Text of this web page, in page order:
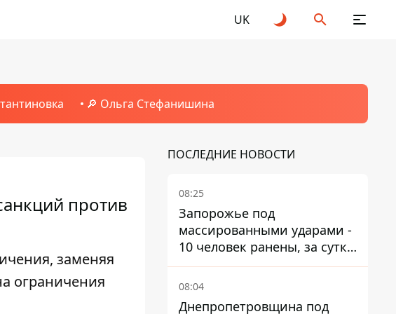
UK
🔎 Ольга Стефанишина
против
заменяя
ограничения
ПОСЛЕДНИЕ НОВОСТИ
08:25
Запорожье под
массированными ударами -
10 человек ранены, за сутки
тысячи атак
08:04
Днепропетровщина под